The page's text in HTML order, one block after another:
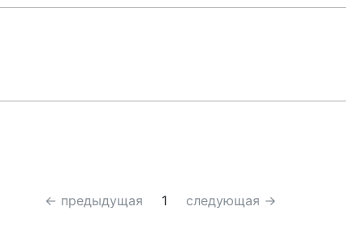
← предыдущая 1 следующая →